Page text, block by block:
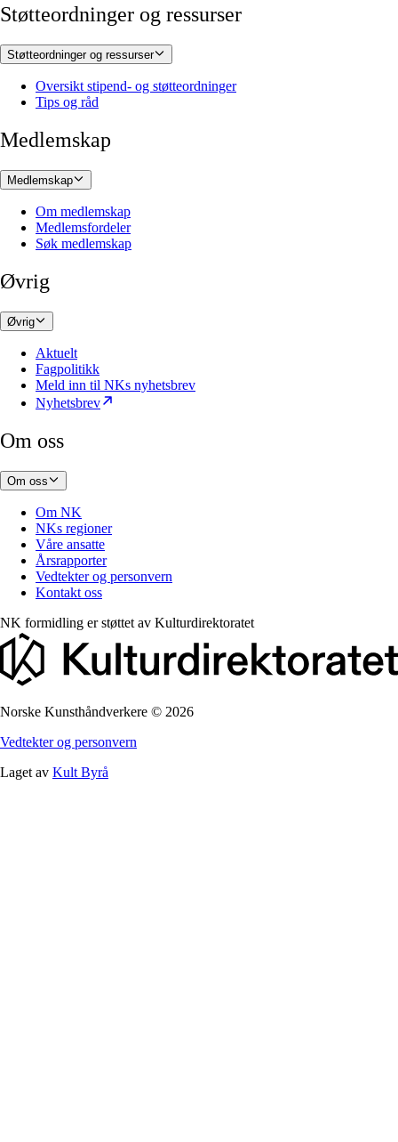
Støtteordninger og ressurser
Støtteordninger og ressurser
Oversikt stipend- og støtteordninger
Tips og råd
Medlemskap
Medlemskap
Om medlemskap
Medlemsfordeler
Søk medlemskap
Øvrig
Øvrig
Aktuelt
Fagpolitikk
Meld inn til NKs nyhetsbrev
Nyhetsbrev
Om oss
Om oss
Om NK
NKs regioner
Våre ansatte
Årsrapporter
Vedtekter og personvern
Kontakt oss
NK formidling er støttet av Kulturdirektoratet
Norske Kunsthåndverkere © 2026
Vedtekter og personvern
Laget av Kult Byrå